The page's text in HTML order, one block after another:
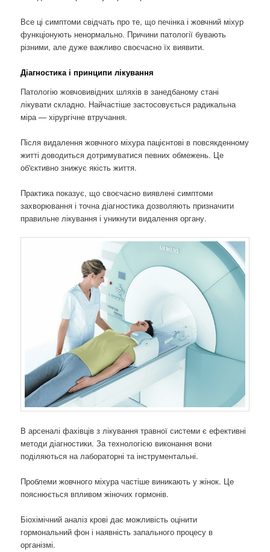
Все ці симптоми свідчать про те, що печінка і жовчний міхур
функціонують ненормально. Причини патології бувають
різними, але дуже важливо своєчасно їх виявити.
Діагностика і принципи лікування
Патологію жовчовивідних шляхів в занедбаному стані
лікувати складно. Найчастіше застосовується радикальна
міра — хірургічне втручання.
Після видалення жовчного міхура пацієнтові в повсякденному
житті доводиться дотримуватися певних обмежень. Це
об'єктивно знижує якість життя.
Практика показує, що своєчасно виявлені симптоми
захворювання і точна діагностика дозволяють призначити
правильне лікування і уникнути видалення органу.
В арсеналі фахівців з лікування травної системи є ефективні
методи діагностики. За технологією виконання вони
поділяються на лабораторні та інструментальні.
Проблеми жовчного міхура частіше виникають у жінок. Це
пояснюється впливом жіночих гормонів.
Біохімічний аналіз крові дає можливість оцінити
гормональний фон і наявність запального процесу в
організмі.